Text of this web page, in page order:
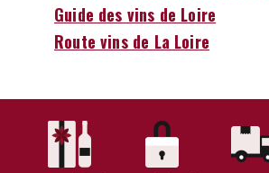
Guide des vins de Loire
Route vins de La Loire